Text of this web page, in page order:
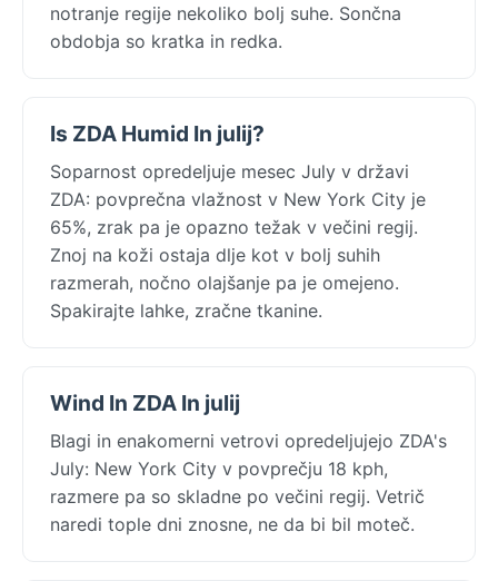
notranje regije nekoliko bolj suhe. Sončna
obdobja so kratka in redka.
Is ZDA Humid In julij?
Soparnost opredeljuje mesec July v državi
ZDA: povprečna vlažnost v New York City je
65%, zrak pa je opazno težak v večini regij.
Znoj na koži ostaja dlje kot v bolj suhih
razmerah, nočno olajšanje pa je omejeno.
Spakirajte lahke, zračne tkanine.
Wind In ZDA In julij
Blagi in enakomerni vetrovi opredeljujejo ZDA's
July: New York City v povprečju 18 kph,
razmere pa so skladne po večini regij. Vetrič
naredi tople dni znosne, ne da bi bil moteč.